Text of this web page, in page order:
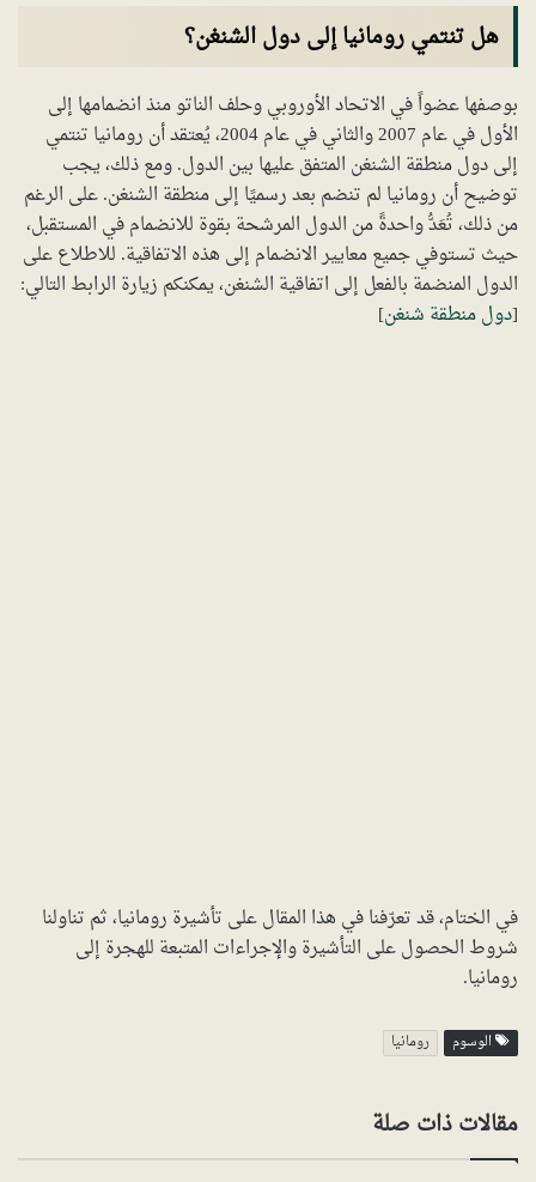
هل تنتمي رومانيا إلى دول الشنغن؟
بوصفها عضواً في الاتحاد الأوروبي وحلف الناتو منذ انضمامها إلى
الأول في عام 2007 والثاني في عام 2004، يُعتقد أن رومانيا تنتمي
إلى دول منطقة الشنغن المتفق عليها بين الدول. ومع ذلك، يجب
توضيح أن رومانيا لم تنضم بعد رسميًا إلى منطقة الشنغن. على الرغم
من ذلك، تُعَدُّ واحدةً من الدول المرشحة بقوة للانضمام في المستقبل،
حيث تستوفي جميع معايير الانضمام إلى هذه الاتفاقية. للاطلاع على
الدول المنضمة بالفعل إلى اتفاقية الشنغن، يمكنكم زيارة الرابط التالي:
[دول منطقة شنغن]
في الختام، قد تعرّفنا في هذا المقال على تأشيرة رومانيا، ثم تناولنا
شروط الحصول على التأشيرة والإجراءات المتبعة للهجرة إلى
رومانيا.
الوسوم رومانيا
مقالات ذات صلة